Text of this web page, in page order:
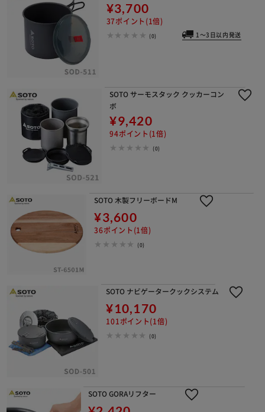
¥3,700
37ポイント(1倍)
(0) 1～3日以内発送
SOTO サーモスタック クッカーコン
ボ
¥9,420
94ポイント(1倍)
(0)
SOTO 木製フリーボードM
¥3,600
36ポイント(1倍)
(0)
SOTO ナビゲータークックシステム
¥10,170
101ポイント(1倍)
(0)
SOTO GORAリフター